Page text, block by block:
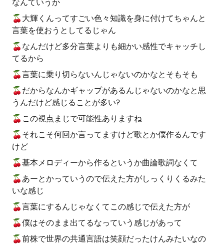
なんていうか
🍒大輝くんってすごい色々知識を身に付けてちゃんと
言葉を使おうとしてるじゃん
🍒なんだけど多分言葉よりも細かい感性でキャッチし
てるから
🍒言葉に乗り切らないんじゃないのかなとそもそも
🍒だからなんかギャップがあるんじゃないのかなと思
うんだけど感じることが多い?
🍒この視点まじで可能性ありますね
🍒それこそ何回か言ってますけど歌とか僕作るんです
けど
🍒基本メロディーから作るというか曲論歌詞なくて
🍒あーとかっていうので伝えた方がしっくりくるみた
いな感じ
🍒言葉にするんじゃなくてこの感じで伝えた方が
🍒僕はそのまま出てるなっていう感じがあって
🍒前株で世界の共通言語は笑顔だったけんみたいなの